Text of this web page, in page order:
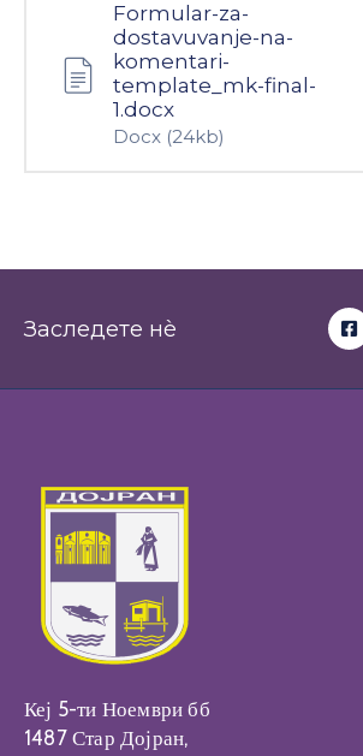
Formular-za-
dostavuvanje-na-
komentari-
template_mk-final-
1.docx
Docx (24kb)
Заследете нè
Кеј 5-ти Ноември бб
1487 Стар Дојран,